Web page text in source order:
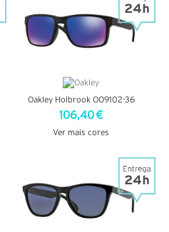
Oakley Holbrook OO9102-36
106,40 €
Ver mais cores